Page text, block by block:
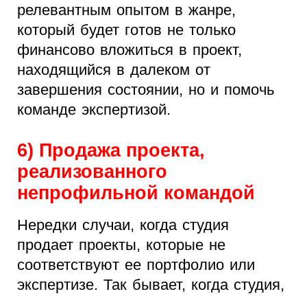
релевантным опытом в жанре,
который будет готов не только
финансово вложиться в проект,
находящийся в далеком от
завершения состоянии, но и помочь
команде экспертизой.
6) Продажа проекта,
реализованного
непрофильной командой
Нередки случаи, когда студия
продает проекты, которые не
соответствуют ее портфолио или
экспертизе. Так бывает, когда студия,